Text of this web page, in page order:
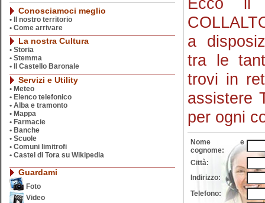
Conosciamoci meglio
•
Il nostro territorio
• Come arrivare
La nostra Cultura
• Storia
• Stemma
•
Il Castello Baronale
Servizi e Utility
• Meteo
• Elenco telefonico
• Alba e tramonto
• Mappa
• Farmacie
• Banche
• Scuole
• Comuni limitrofi
• Castel di Tora su Wikipedia
Guardami
Foto
Video
a
tra le
trovi in
assistere
per ogni
Nome e
cognome:
Città:
Indirizzo:
Telefono: